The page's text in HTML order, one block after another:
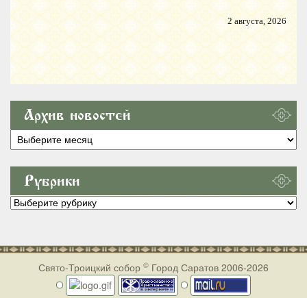
2 августа, 2026
Архив новостей
Архив
новостей
Рубрики
Рубрики
Свято-Троицкий собор © Город Саратов 2006-2026